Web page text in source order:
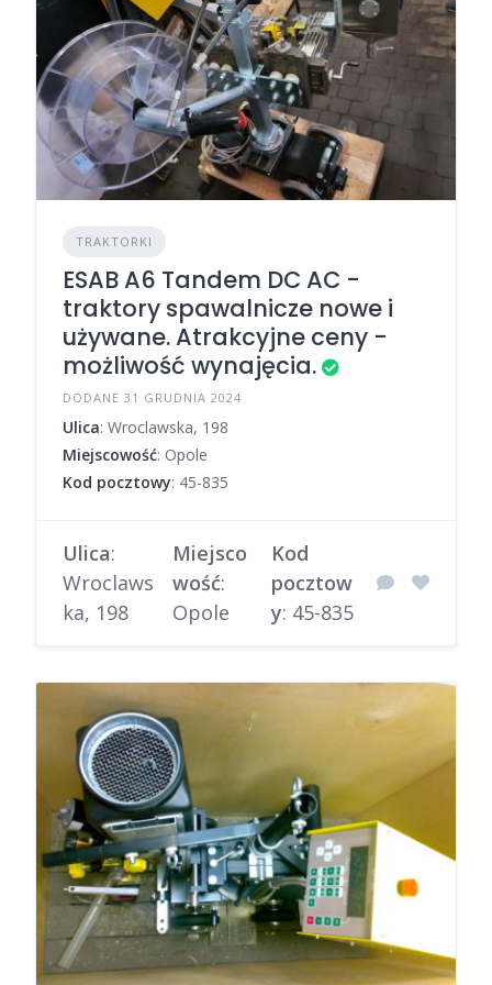
TRAKTORKI
ESAB A6 Tandem DC AC -
traktory spawalnicze nowe i
używane. Atrakcyjne ceny -
możliwość wynajęcia.
DODANE 31 GRUDNIA 2024
Ulica: Wroclawska, 198
Miejscowość: Opole
Kod pocztowy: 45-835
Ulica:
Wroclaws
ka, 198
Miejsco
wość:
Opole
Kod
pocztow
y: 45-835